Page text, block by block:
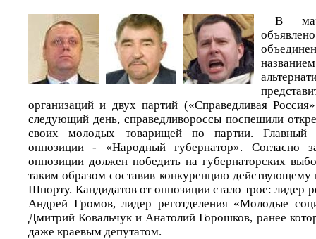
В
организаций и двух партий («Справедливая
следующий день, справедливороссы поспешили
своих молодых товарищей по партии. Главный
оппозиции - «Народный губернатор». Согласно
оппозиции должен победить на губернаторских
таким образом составив конкуренцию действующему
Шпорту. Кандидатов от оппозиции стало трое: лидер
Андрей Громов, лидер реготделения «Молодые
Дмитрий Ковальчук и Анатолий Горошков, ранее
даже краевым депутатом.